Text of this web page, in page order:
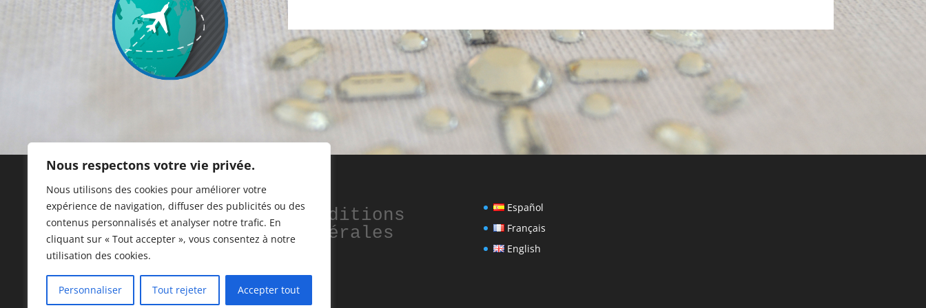
Nous respectons votre vie privée.
Nous utilisons des cookies pour améliorer votre
expérience de navigation, diffuser des publicités ou des
contenus personnalisés et analyser notre trafic. En
cliquant sur « Tout accepter », vous consentez à notre
utilisation des cookies.
Personnaliser Tout rejeter Accepter tout
Conditions
Générales
Español
Français
English